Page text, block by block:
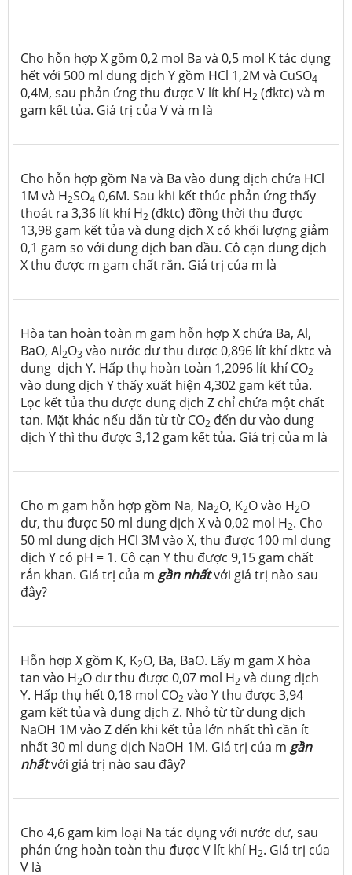
Cho hỗn hợp X gồm 0,2 mol Ba và 0,5 mol K tác dụng
hết với 500 ml dung dịch Y gồm HCl 1,2M và CuSO4
0,4M, sau phản ứng thu được V lít khí H2 (đktc) và m
gam kết tủa. Giá trị của V và m là
Cho hỗn hợp gồm Na và Ba vào dung dịch chứa HCl
1M và H2SO4 0,6M. Sau khi kết thúc phản ứng thấy
thoát ra 3,36 lít khí H2 (đktc) đồng thời thu được
13,98 gam kết tủa và dung dịch X có khối lượng giảm
0,1 gam so với dung dịch ban đầu. Cô cạn dung dịch
X thu được m gam chất rắn. Giá trị của m là
Hòa tan hoàn toàn m gam hỗn hợp X chứa Ba, Al,
BaO, Al2O3 vào nước dư thu được 0,896 lít khí đktc và
dung dịch Y. Hấp thụ hoàn toàn 1,2096 lít khí CO2
vào dung dịch Y thấy xuất hiện 4,302 gam kết tủa.
Lọc kết tủa thu được dung dịch Z chỉ chứa một chất
tan. Mặt khác nếu dẫn từ từ CO2 đến dư vào dung
dịch Y thì thu được 3,12 gam kết tủa. Giá trị của m là
Cho m gam hỗn hợp gồm Na, Na2O, K2O vào H2O
dư, thu được 50 ml dung dịch X và 0,02 mol H2. Cho
50 ml dung dịch HCl 3M vào X, thu được 100 ml dung
dịch Y có pH = 1. Cô cạn Y thu được 9,15 gam chất
rắn khan. Giá trị của m gần nhấtvới giá trị nào sau
đây?
Hỗn hợp X gồm K, K2O, Ba, BaO. Lấy m gam X hòa
tan vào H2O dư thu được 0,07 mol H2 và dung dịch
Y. Hấp thụ hết 0,18 mol CO2 vào Y thu được 3,94
gam kết tủa và dung dịch Z. Nhỏ từ từ dung dịch
NaOH 1M vào Z đến khi kết tủa lớn nhất thì cần ít
nhất 30 ml dung dịch NaOH 1M. Giá trị của m gần
nhấtvới giá trị nào sau đây?
Cho 4,6 gam kim loại Na tác dụng với nước dư, sau
phản ứng hoàn toàn thu được V lít khí H2. Giá trị của
V là